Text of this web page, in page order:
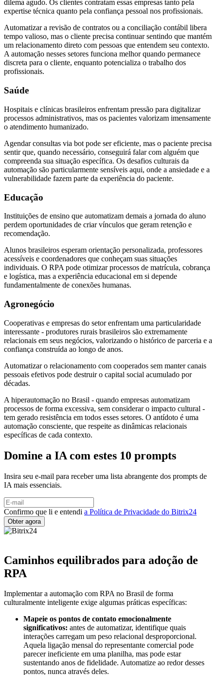
dilema agudo. Os clientes contratam essas empresas tanto pela
expertise técnica quanto pela confiança pessoal nos profissionais.
Automatizar a revisão de contratos ou a conciliação contábil libera
tempo valioso, mas o cliente precisa continuar sentindo que mantém
um relacionamento direto com pessoas que entendem seu contexto.
A automação nesses setores funciona melhor quando permanece
discreta para o cliente, enquanto potencializa o trabalho dos
profissionais.
Saúde
Hospitais e clínicas brasileiros enfrentam pressão para digitalizar
processos administrativos, mas os pacientes valorizam imensamente
o atendimento humanizado.
Agendar consultas via bot pode ser eficiente, mas o paciente precisa
sentir que, quando necessário, conseguirá falar com alguém que
compreenda sua situação específica. Os desafios culturais da
automação são particularmente sensíveis aqui, onde a ansiedade e a
vulnerabilidade fazem parte da experiência do paciente.
Educação
Instituições de ensino que automatizam demais a jornada do aluno
perdem oportunidades de criar vínculos que geram retenção e
recomendação.
Alunos brasileiros esperam orientação personalizada, professores
acessíveis e coordenadores que conheçam suas situações
individuais. O RPA pode otimizar processos de matrícula, cobrança
e logística, mas a experiência educacional em si depende
fundamentalmente de conexões humanas.
Agronegócio
Cooperativas e empresas do setor enfrentam uma particularidade
interessante - produtores rurais brasileiros são extremamente
relacionais em seus negócios, valorizando o histórico de parceria e a
confiança construída ao longo de anos.
Automatizar o relacionamento com cooperados sem manter canais
pessoais efetivos pode destruir o capital social acumulado por
décadas.
A hiperautomação no Brasil - quando empresas automatizam
processos de forma excessiva, sem considerar o impacto cultural -
tem gerado resistência em todos esses setores. O antídoto é uma
automação consciente, que respeite as dinâmicas relacionais
específicas de cada contexto.
Domine a IA com estes 10 prompts
Insira seu e-mail para receber uma lista abrangente dos prompts de
IA mais essenciais.
Confirmo que li e entendi a Política de Privacidade do Bitrix24
Caminhos equilibrados para adoção de
RPA
Implementar a automação com RPA no Brasil de forma
culturalmente inteligente exige algumas práticas específicas:
Mapeie os pontos de contato emocionalmente
significativos: antes de automatizar, identifique quais
interações carregam um peso relacional desproporcional.
Aquela ligação mensal do representante comercial pode
parecer ineficiente em uma planilha, mas pode estar
sustentando anos de fidelidade. Automatize ao redor desses
pontos, nunca através deles.